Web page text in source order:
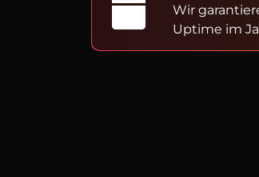
Wir
Uptime im